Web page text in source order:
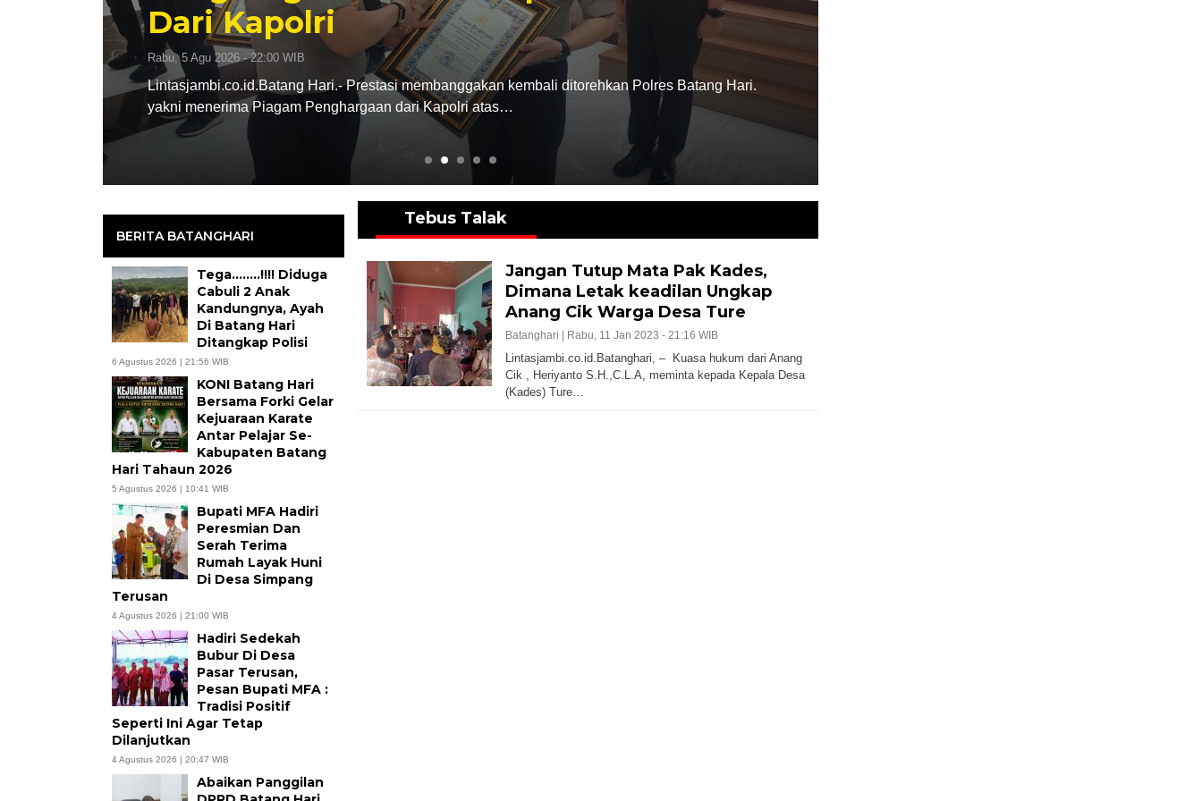
Kabupaten Batang Hari Tahaun 2026
Rabu, 5 Agu 2026 - 10:41 WIB
Lintasjambi.co.id.Batang Hari.- Komite Olahraga Nasional Indonesia (KONI) Kabupaten Batang
Hari bersama Federasi Olahraga Karate-Do Indonesia (FORKI)…
BERITA BATANGHARI
Tega……..!!!! Diduga
Cabuli 2 Anak
Kandungnya, Ayah
Di Batang Hari
Ditangkap Polisi
6 Agustus 2026 | 21:56 WIB
KONI Batang Hari
Bersama Forki Gelar
Kejuaraan Karate
Antar Pelajar Se-
Kabupaten Batang
Hari Tahaun 2026
5 Agustus 2026 | 10:41 WIB
Bupati MFA Hadiri
Peresmian Dan
Serah Terima
Rumah Layak Huni
Di Desa Simpang
Terusan
4 Agustus 2026 | 21:00 WIB
Hadiri Sedekah
Bubur Di Desa
Pasar Terusan,
Pesan Bupati MFA :
Tradisi Positif
Seperti Ini Agar Tetap
Dilanjutkan
4 Agustus 2026 | 20:47 WIB
Abaikan Panggilan
Tebus Talak
Jangan Tutup Mata Pak Kades,
Dimana Letak keadilan Ungkap
Anang Cik Warga Desa Ture
Batanghari | Rabu, 11 Jan 2023 - 21:16 WIB
Lintasjambi.co.id.Batanghari, – Kuasa hukum dari Anang
Cik , Heriyanto S.H.,C.L.A, meminta kepada Kepala Desa
(Kades) Ture…